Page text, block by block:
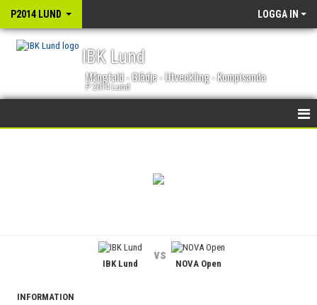
P2014 LUND LOGGA IN
IBK Lund
Mångfald - Glädje - Utveckling - Kompisanda
P 2014 Lund
BILDGALLERI
IBK Lund
vs
NOVA Open
INFORMATION